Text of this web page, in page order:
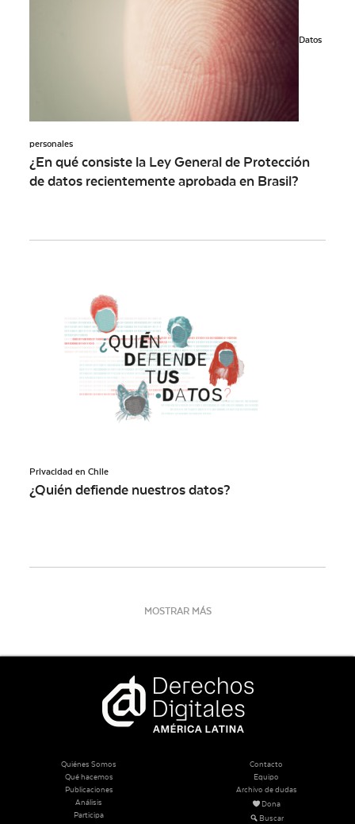
Datos
personales
¿En qué consiste la Ley General de Protección
de datos recientemente aprobada en Brasil?
Privacidad en Chile
¿Quién defiende nuestros datos?
MOSTRAR MÁS
Quiénes Somos
Qué hacemos
Publicaciones
Análisis
Participa
Contacto
Equipo
Archivo de dudas
Dona
Buscar